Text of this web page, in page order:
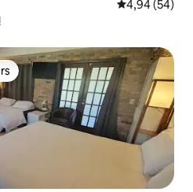
Note
4,94 (54)
les plus aimés